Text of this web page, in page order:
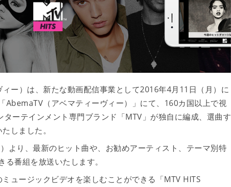
ー）は、新たな動画配信事業として2016年4月11日（月）に
AbemaTV（アベマティーヴィー）」にて、160カ国以上で視
ーテインメント専門ブランド「MTV」が独自に編成、選曲す
しました。
より、最新のヒット曲や、お勧めアーティスト、テーマ別特
番組を放送いたします。
ミュージックビデオを楽しむことができる「MTV HITS